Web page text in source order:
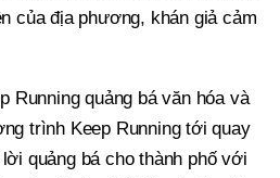
của địa phương, khán giả cảm
Running quảng bá văn hóa và
trình Keep Running tới quay
quảng bá cho thành phố với